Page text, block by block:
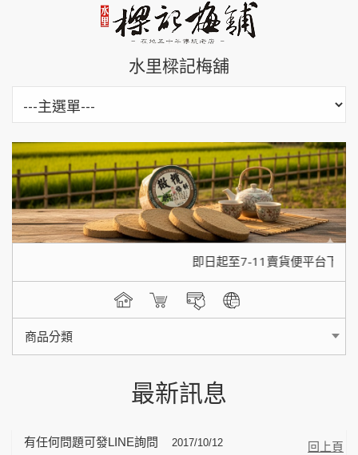
水里樑記梅舖
即日起至7-11賣貨便平台下單
商品分類
最新訊息
回上頁
有任何問題可發LINE詢問